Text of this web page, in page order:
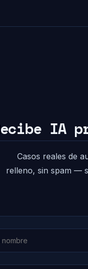
IA
Casos reales de
relleno, sin spam —